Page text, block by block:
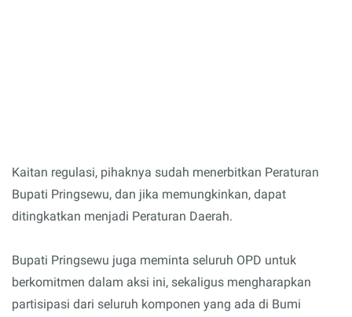
Kaitan regulasi, pihaknya sudah menerbitkan Peraturan
Bupati Pringsewu, dan jika memungkinkan, dapat
ditingkatkan menjadi Peraturan Daerah.
Bupati Pringsewu juga meminta seluruh OPD untuk
berkomitmen dalam aksi ini, sekaligus mengharapkan
partisipasi dari seluruh komponen yang ada di Bumi